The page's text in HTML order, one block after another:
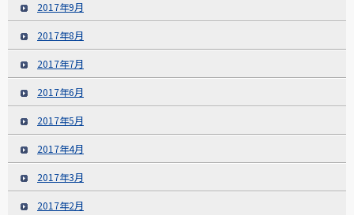
2017年9月
2017年8月
2017年7月
2017年6月
2017年5月
2017年4月
2017年3月
2017年2月